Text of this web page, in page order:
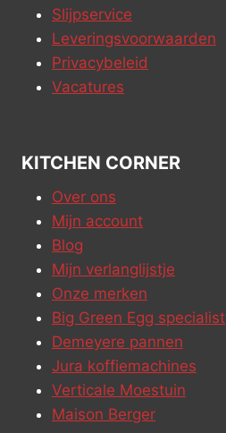
Slijpservice
Leveringsvoorwaarden
Privacybeleid
Vacatures
KITCHEN CORNER
Over ons
Mijn account
Blog
Mijn verlanglijstje
Onze merken
Big Green Egg specialist
Demeyere pannen
Jura koffiemachines
Verticale Moestuin
Maison Berger